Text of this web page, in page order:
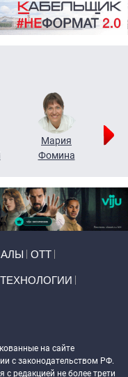
Мария
Фомина
ОТТ
ТЕХНОЛОГИИ
на сайте
с законодательством РФ.
с редакцией не более трети